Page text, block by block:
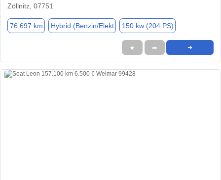
Zöllnitz, 07751
76.697 km Hybrid (Benzin/Elekt 150 kw (204 PS)
★ ➦ ➜